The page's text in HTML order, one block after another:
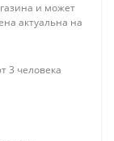
и может
актуальна на
3 человека